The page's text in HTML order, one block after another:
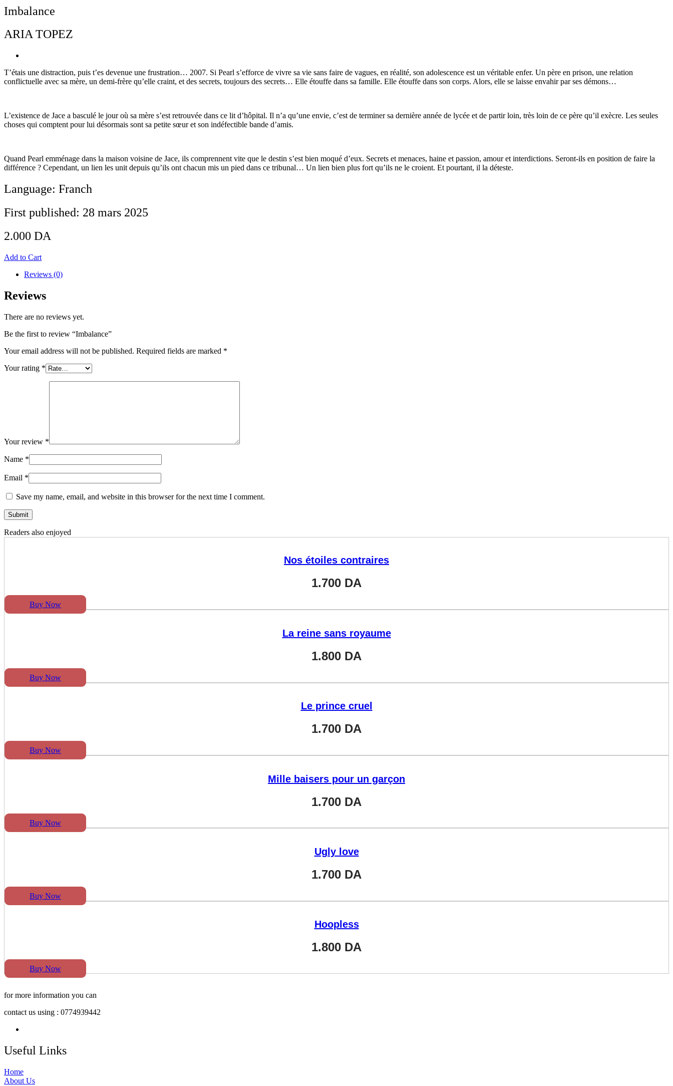
Imbalance
ARIA TOPEZ
T’étais une distraction, puis t’es devenue une frustration… 2007. Si Pearl s’efforce de vivre sa vie sans faire de vagues, en réalité, son adolescence est un véritable enfer. Un père en prison, une relation
conflictuelle avec sa mère, un demi-frère qu’elle craint, et des secrets, toujours des secrets… Elle étouffe dans sa famille. Elle étouffe dans son corps. Alors, elle se laisse envahir par ses démons…
L’existence de Jace a basculé le jour où sa mère s’est retrouvée dans ce lit d’hôpital. Il n’a qu’une envie, c’est de terminer sa dernière année de lycée et de partir loin, très loin de ce père qu’il exècre. Les seules
choses qui comptent pour lui désormais sont sa petite sœur et son indéfectible bande d’amis.
Quand Pearl emménage dans la maison voisine de Jace, ils comprennent vite que le destin s’est bien moqué d’eux. Secrets et menaces, haine et passion, amour et interdictions. Seront-ils en position de faire la
différence ? Cependant, un lien les unit depuis qu’ils ont chacun mis un pied dans ce tribunal… Un lien bien plus fort qu’ils ne le croient. Et pourtant, il la déteste.
Language: Franch
First published: 28 mars 2025
2.000 DA
Add to Cart
Reviews (0)
Reviews
There are no reviews yet.
Be the first to review “Imbalance”
Your email address will not be published. Required fields are marked *
Your rating *
Your review *
Name *
Email *
Save my name, email, and website in this browser for the next time I comment.
Readers also enjoyed
Nos étoiles contraires
1.700 DA
Buy Now
La reine sans royaume
1.800 DA
Buy Now
Le prince cruel
1.700 DA
Buy Now
Mille baisers pour un garçon
1.700 DA
Buy Now
Ugly love
1.700 DA
Buy Now
Hoopless
1.800 DA
Buy Now
for more information you can
contact us using : 0774939442
Useful Links
Home
About Us